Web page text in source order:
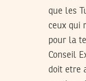
que les
ceux qui
pour la
Conseil
doit etre